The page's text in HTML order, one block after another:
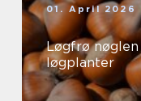
01. April 2026
Løgfrø nøglen til stærke og sunde
løgplanter